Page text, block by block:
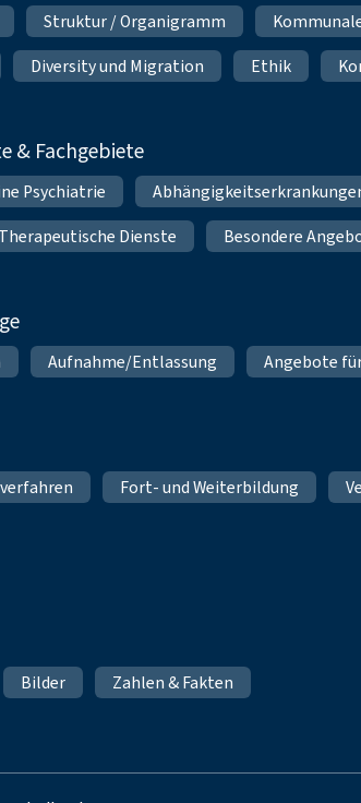
Struktur / Organigramm
Diversity und Migration Ethik
& Fachgebiete
Psychiatrie
Therapeutische Dienste Besondere
Aufnahme/Entlassung Angebote
Fort- und Weiterbildung
Bilder Zahlen & Fakten